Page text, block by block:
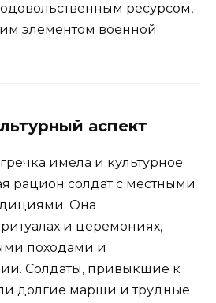
ресурсом,
элементом военной
аспект
имела и культурное
рацион солдат с местными
Она
и церемониях,
походами и
Солдаты, привыкшие к
долгие марши и трудные